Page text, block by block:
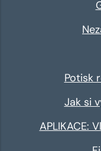
Potisk
Jak si
APLIKACE: